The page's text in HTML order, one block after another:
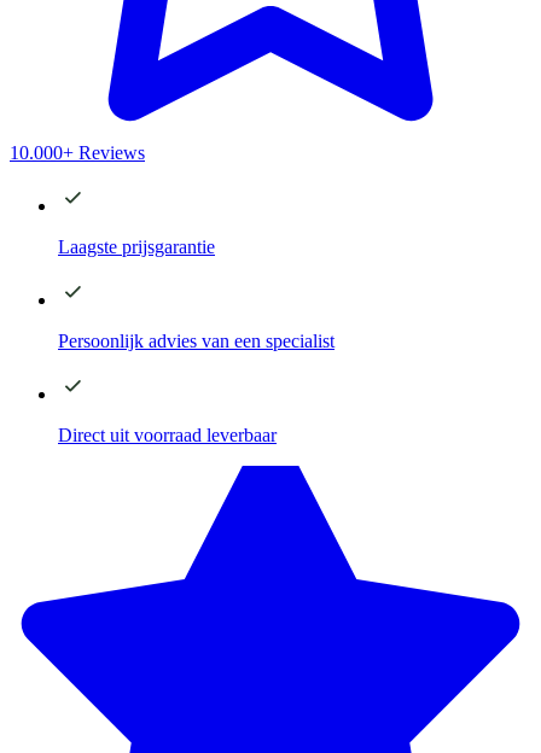
10.000+ Reviews
Laagste prijsgarantie
Persoonlijk advies van een specialist
Direct uit voorraad leverbaar